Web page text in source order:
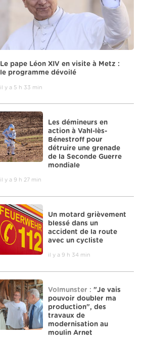
Le pape Léon XIV en visite à Metz :
le programme dévoilé
il y a 5 h 33 min
Les démineurs en
action à Vahl-lès-
Bénestroff pour
détruire une grenade
de la Seconde Guerre
mondiale
il y a 9 h 27 min
Un motard grièvement
blessé dans un
accident de la route
avec un cycliste
il y a 9 h 34 min
Volmunster : "Je vais
pouvoir doubler ma
production", des
travaux de
modernisation au
moulin Arnet